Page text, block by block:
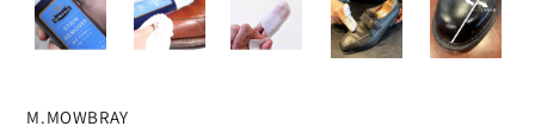
M.MOWBRAY